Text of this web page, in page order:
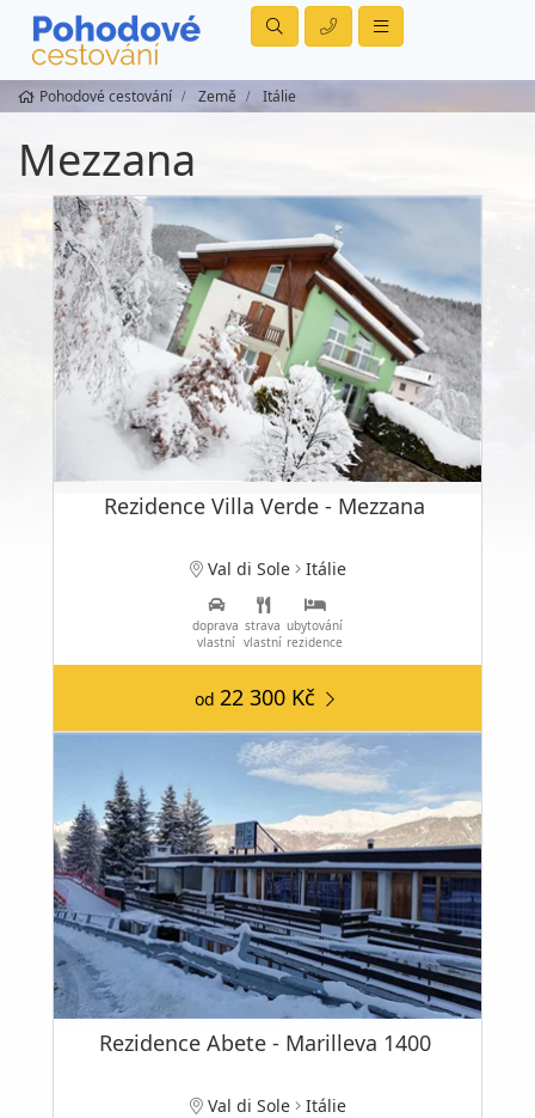
Pohodové cestování Země Itálie
Mezzana
Rezidence Villa Verde - Mezzana
Val di Sole Itálie
doprava
vlastní
strava
vlastní
ubytování
rezidence
od 22 300 Kč
Rezidence Abete - Marilleva 1400
Val di Sole Itálie